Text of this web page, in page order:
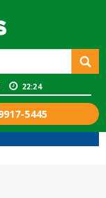
22:24
5445